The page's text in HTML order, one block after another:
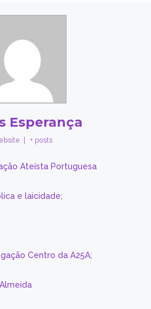
Esperança
+ posts
Ateísta Portuguesa
e laicidade;
Centro da A25A;